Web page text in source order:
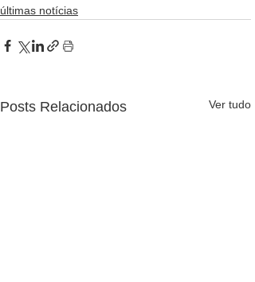
últimas notícias
Posts Relacionados Ver tudo